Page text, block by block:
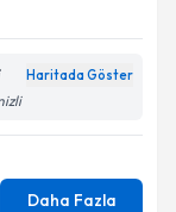
Haritada Göster
Daha Fazla